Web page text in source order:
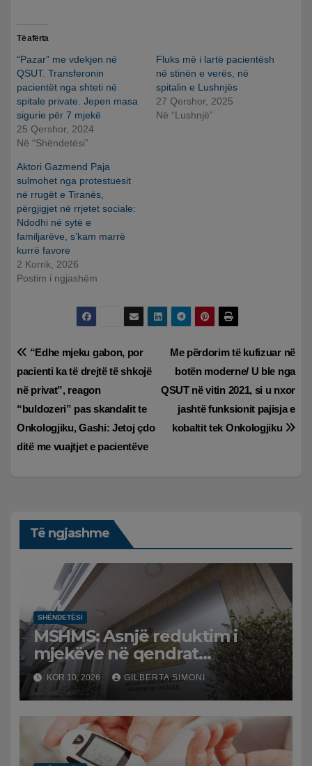
Të afërta
“Pazar” me vdekjen në
QSUT. Transferonin
pacientët nga shteti në
spitale private. Jepen masa
sigurie për 7 mjekë
25 Qershor, 2024
Në “Shëndetësi”
Fluks më i lartë pacientësh
në stinën e verës, në
spitalin e Lushnjës
27 Qershor, 2025
Në “Lushnjë”
Aktori Gazmend Paja
sulmohet nga protestuesit
në rrugët e Tiranës,
përgjigjet në rrjetet sociale:
Ndodhi në sytë e
familjarëve, s’kam marrë
kurrë favore
2 Korrik, 2026
Postim i ngjashëm
Lëvizje
te
postimet
Me përdorim të kufizuar në
botën moderne/ U ble nga
QSUT në vitin 2021, si u nxor
jashtë funksionit pajisja e
kobaltit tek Onkologjiku
“Edhe mjeku gabon, por
pacienti ka të drejtë të shkojë
në privat”, reagon
“buldozeri” pas skandalit te
Onkologjiku, Gashi: Jetoj çdo
ditë me vuajtjet e pacientëve
Të ngjashme
SHËNDETËSI
MSHMS: Asnjë reduktim i
mjekëve në qendrat
shëndetësore dhe spitalet,
ndryshimet janë vetëm
administrative
KOR 10, 2026 GILBERTA SIMONI